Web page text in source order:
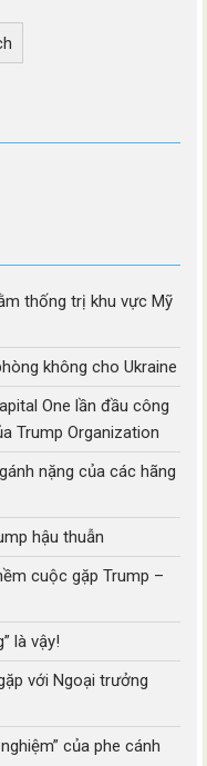
thống trị khu vực Mỹ
không cho Ukraine
One lần đầu công
Trump Organization
nặng của các hãng
hậu thuẫn
cuộc gặp Trump –
là vậy!
với Ngoại trưởng
của phe cánh